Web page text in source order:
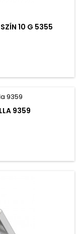
SZÍN 10 G 5355
9359